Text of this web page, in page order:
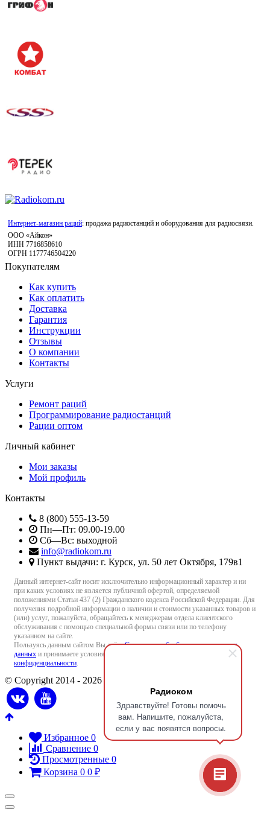
Радиоком
Здравствуйте! Готовы помочь
вам. Напишите, пожалуйста,
если у вас появятся вопросы.
Интернет-магазин раций: продажа радиостанций и оборудования для радиосвязи.
ООО «Айкон»
ИНН 7716858610
ОГРН 1177746504220
Покупателям
Как купить
Как оплатить
Доставка
Гарантия
Инструкции
Отзывы
О компании
Контакты
Услуги
Ремонт раций
Программирование радиостанций
Рации оптом
Личный кабинет
Мои заказы
Мой профиль
Контакты
8 (800) 555-13-59
Пн—Пт: 09.00-19.00
Сб—Вс: выходной
info@radiokom.ru
Пункт выдачи: г. Курск, ул. 50 лет Октября, 179в1
Данный интернет-сайт носит исключительно информационный характер и ни
при каких условиях не является публичной офертой, определяемой
положениями Статьи 437 (2) Гражданского кодекса Российской Федерации. Для
получения подробной информации о наличии и стоимости указанных товаров и
(или) услуг, пожалуйста, обращайтесь к менеджерам отдела клиентского
обслуживания с помощью специальной формы связи или по телефону
указанном на сайте.
Пользуясь данным сайтом Вы даётеСогласие на обработку персональных
данных и принимаете условия
Политики
конфиденциальности.
© Copyright 2014 - 2026 Radiokom.ru
Избранное 0
Сравнение 0
Просмотренные 0
Корзина 0 0 ₽